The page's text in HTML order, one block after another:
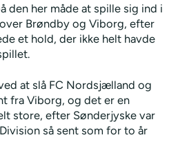
den her måde at spille sig ind i
Brøndby og Viborg, efter
et hold, der ikke helt havde
at slå FC Nordsjælland og
fra Viborg, og det er en
store, efter Sønderjyske var
så sent som for to år